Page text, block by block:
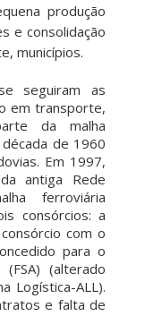
produção
e consolidação
municípios.
seguiram as
em transporte,
da malha
de 1960
Em 1997,
antiga Rede
ferroviária
consórcios: a
com o
para o
(alterado
Logística-ALL).
e falta de